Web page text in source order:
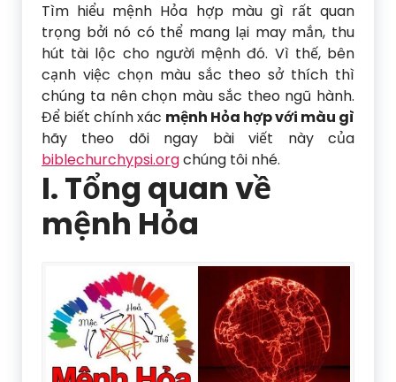
Tìm hiểu mệnh Hỏa hợp màu gì rất quan
trọng bởi nó có thể mang lại may mắn, thu
hút tài lộc cho người mệnh đó. Vì thế, bên
cạnh việc chọn màu sắc theo sở thích thì
chúng ta nên chọn màu sắc theo ngũ hành.
Để biết chính xác mệnh Hỏa hợp với màu gì
hãy theo dõi ngay bài viết này của
biblechurchypsi.orgchúng tôi nhé.
I. Tổng quan về
mệnh Hỏa